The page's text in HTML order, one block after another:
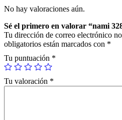
i
a
d
No hay valoraciones aún.
Sé el primero en valorar “nami
Tu dirección de correo electrónico
obligatorios están marcados con *
Tu puntuación *
Tu valoración *